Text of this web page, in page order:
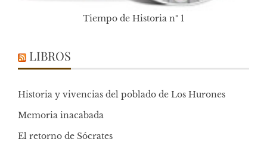
Tiempo de Historia nº 1
LIBROS
Historia y vivencias del poblado de Los Hurones
Memoria inacabada
El retorno de Sócrates